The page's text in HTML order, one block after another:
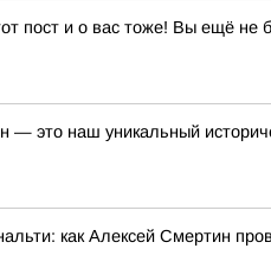
пост и о вас тоже! Вы ещё не
это наш уникальный
как Алексей Смертин